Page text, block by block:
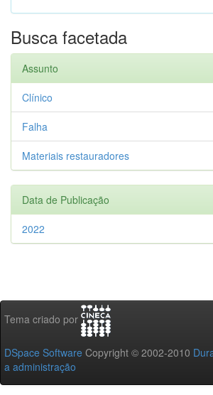
Busca facetada
Assunto
Clínico
Falha
Materiais restauradores
Data de Publicação
2022
Tema criado por
DSpace Software Copyright © 2002-2010
a administração